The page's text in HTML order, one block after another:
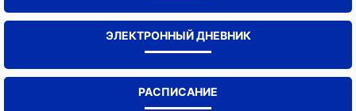
ЭЛЕКТРОННЫЙ ДНЕВНИК
РАСПИСАНИЕ